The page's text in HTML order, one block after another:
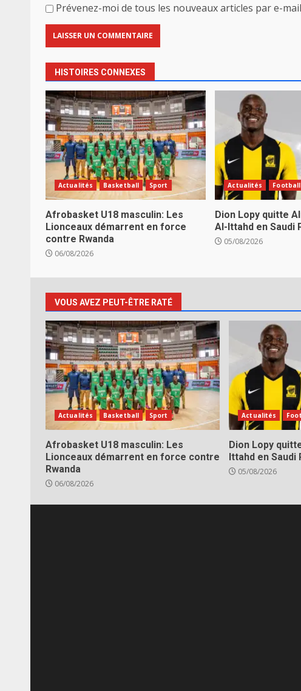
Prévenez-moi de tous les nouveaux articles par e-
HISTOIRES CONNEXES
Actualités Basketball Sport
Afrobasket U18 masculin: Les
Lionceaux démarrent en force
contre Rwanda
06/08/2026
Actualités Football
Dion Lopy quitte
Al-Ittahd en Saudi
05/08/2026
VOUS AVEZ PEUT-ÊTRE RATÉ
Actualités Basketball Sport
Afrobasket U18 masculin: Les
Lionceaux démarrent en force contre
Rwanda
06/08/2026
Actualités
Dion Lopy
Ittahd en Saudi
05/08/2026